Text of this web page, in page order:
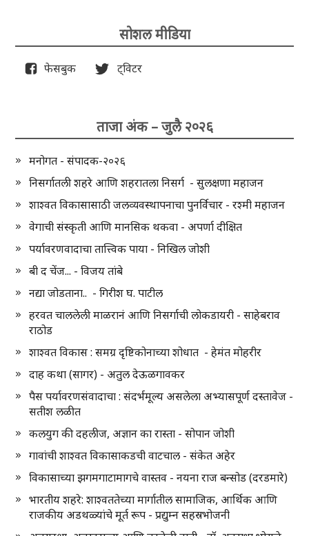
सोशल मीडिया
फेसबुक ट्विटर
ताजा अंक – जुलै २०२६
मनोगत - संपादक-२०२६
निसर्गातली शहरे आणि शहरातला निसर्ग - सुलक्षणा महाजन
शाश्वत विकासासाठी जलव्यवस्थापनाचा पुनर्विचार - रश्मी महाजन
वेगाची संस्कृती आणि मानसिक थकवा - अपर्णा दीक्षित
पर्यावरणवादाचा तात्त्विक पाया - निखिल जोशी
बी द चेंज... - विजय तांबे
नद्या जोडताना.. - गिरीश घ. पाटील
हरवत चाललेली माळरानं आणि निसर्गाची लोकडायरी - साहेबराव
राठोड
शाश्वत विकास : समग्र दृष्टिकोनाच्या शोधात - हेमंत मोहरीर
दाह कथा (सागर) - अतुल देऊळगावकर
पैस पर्यावरणसंवादाचा : संदर्भमूल्य असलेला अभ्यासपूर्ण दस्तावेज -
सतीश लळीत
कलयुग की दहलीज, अज्ञान का रास्ता - सोपान जोशी
गावांची शाश्वत विकासाकडची वाटचाल - संकेत अहेर
विकासाच्या झगमगाटामागचे वास्तव - नयना राज बन्सोड (दरडमारे)
भारतीय शहरे: शाश्वततेच्या मार्गातील सामाजिक, आर्थिक आणि
राजकीय अडथळ्यांचे मूर्त रूप - प्रद्युम्न सहस्रभोजनी